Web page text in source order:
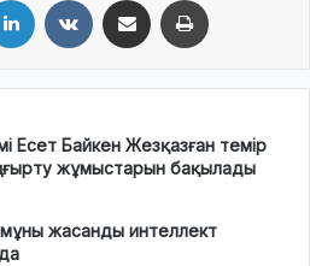
Есет Байкен Жезқазған темір
жұмыстарын бақылады
жасанды интеллект